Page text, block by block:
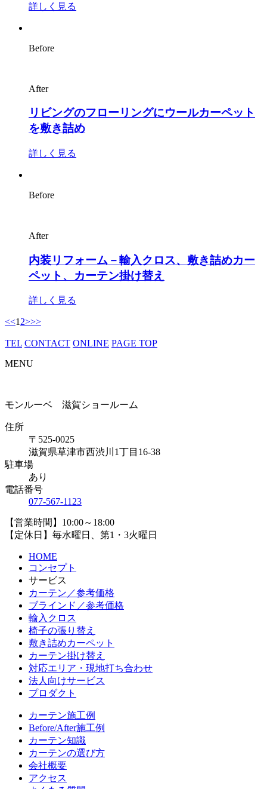
詳しく見る
Before
After
リビングのフローリングにウールカーペット
を敷き詰め
詳しく見る
Before
After
内装リフォーム－輸入クロス、敷き詰めカー
ペット、カーテン掛け替え
詳しく見る
<<1 2>>>
TEL CONTACT ONLINE PAGE TOP
MENU
モンルーベ 滋賀ショールーム
住所
〒525-0025
滋賀県草津市西渋川1丁目16-38
駐車場
あり
電話番号
077-567-1123
【営業時間】10:00～18:00
【定休日】毎水曜日、第1・3火曜日
HOME
コンセプト
サービス
カーテン／参考価格
ブラインド／参考価格
輸入クロス
椅子の張り替え
敷き詰めカーペット
カーテン掛け替え
対応エリア・現地打ち合わせ
法人向けサービス
プロダクト
カーテン施工例
Before/After施工例
カーテン知識
カーテンの選び方
会社概要
アクセス